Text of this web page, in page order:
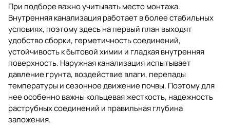
При подборе важно учитывать место монтажа.
Внутренняя канализация работает в более стабильных
условиях, поэтому здесь на первый план выходят
удобство сборки, герметичность соединений,
устойчивость к бытовой химии и гладкая внутренняя
поверхность. Наружная канализация испытывает
давление грунта, воздействие влаги, перепады
температуры и сезонное движение почвы. Поэтому для
нее особенно важны кольцевая жесткость, надежность
раструбных соединений и правильная глубина
заложения.